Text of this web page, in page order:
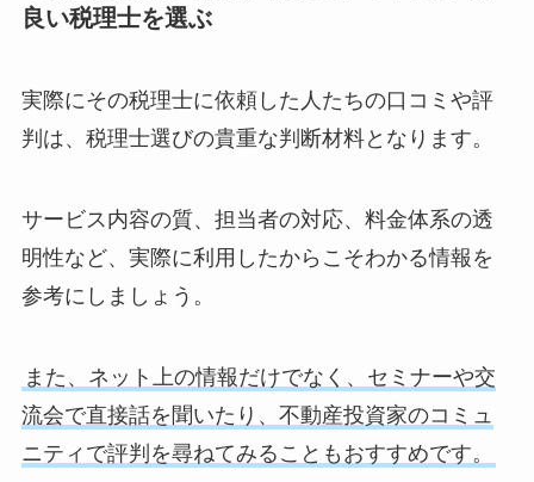
良い税理士を選ぶ
実際にその税理士に依頼した人たちの口コミや評
判は、税理士選びの貴重な判断材料となります。
サービス内容の質、担当者の対応、料金体系の透
明性など、実際に利用したからこそわかる情報を
参考にしましょう。
また、ネット上の情報だけでなく、セミナーや交
流会で直接話を聞いたり、不動産投資家のコミュ
ニティで評判を尋ねてみることもおすすめです。